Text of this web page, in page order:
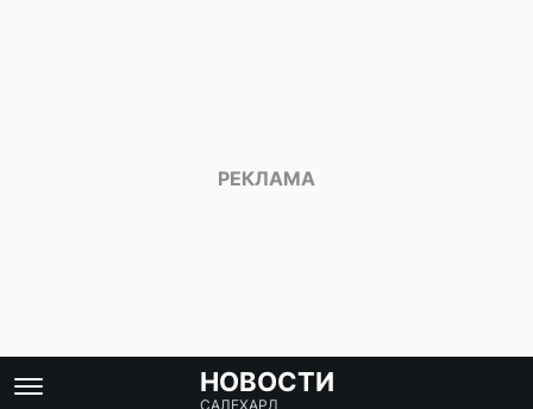
НОВОСТИ
САЛЕХАРД